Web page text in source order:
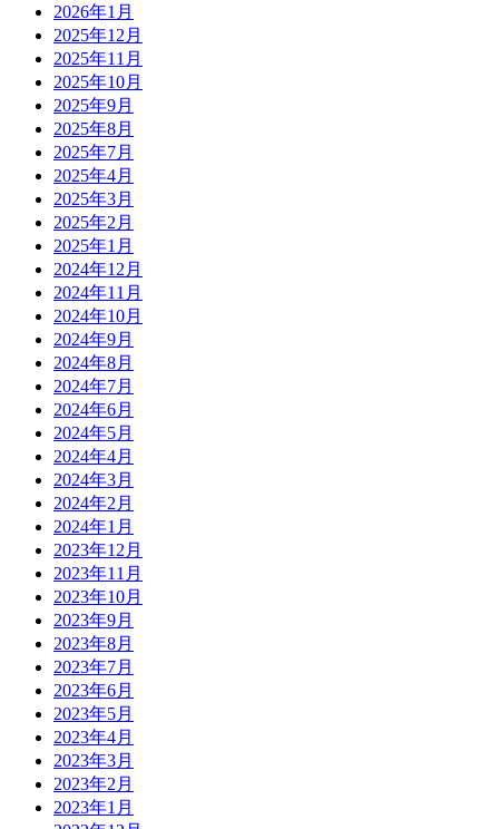
2026年1月
2025年12月
2025年11月
2025年10月
2025年9月
2025年8月
2025年7月
2025年4月
2025年3月
2025年2月
2025年1月
2024年12月
2024年11月
2024年10月
2024年9月
2024年8月
2024年7月
2024年6月
2024年5月
2024年4月
2024年3月
2024年2月
2024年1月
2023年12月
2023年11月
2023年10月
2023年9月
2023年8月
2023年7月
2023年6月
2023年5月
2023年4月
2023年3月
2023年2月
2023年1月